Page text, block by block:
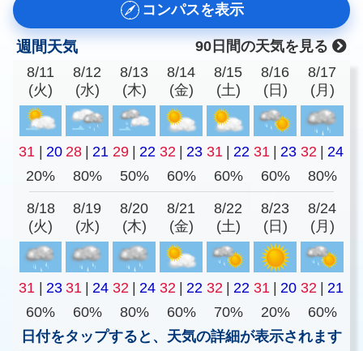
コンパスを表示
週間天気
90日間の天気を見る
8/11
(火)
8/12
(水)
8/13
(木)
8/14
(金)
8/15
(土)
8/16
(日)
8/17
(月)
31 | 20 28 | 21 29 | 22 32 | 23 31 | 22 31 | 23 32 | 24
20%
80% 50% 60% 60% 60% 80%
8/18
(火)
8/19
(水)
8/20
(木)
8/21
(金)
8/22
(土)
8/23
(日)
8/24
(月)
31 | 23 31 | 24 32 | 24 32 | 22 32 | 22 31 | 20 32 | 21
60%
60% 80% 60% 70% 20%
60%
日付をタップすると、天気の詳細が表示されます